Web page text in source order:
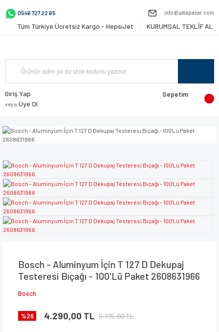
0546 727 22 65 info@ustapazar.com
Tüm Türkiye Ücretsiz Kargo - HepsiJet KURUMSAL TEKLİF AL
Giriş Yap
veya Üye Ol
Sepetim
Bosch - Aluminyum İçin T 127 D Dekupaj
Testeresi Bıçağı - 100'Lü Paket 2608631966
Bosch
%26 4.290,00 TL 5.775,00 TL